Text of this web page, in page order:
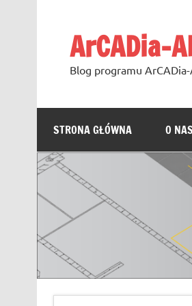
ArCADia-
Blog programu
STRONA GŁÓWNA O NAS